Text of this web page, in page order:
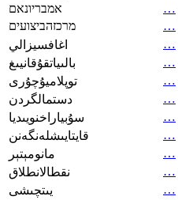
אמבריונאם
…
מרכזהביצועים
…
اغافسيزالي
…
بالىياتقۇقانيىغ
…
توپلاميۇچۇرى
…
دستمالگردن
…
سۇبياراخنويىديا
…
قايتايىشلەنگەنن
…
مانومېتېر
…
نقطالانطلاق
…
يىتچىشى
…